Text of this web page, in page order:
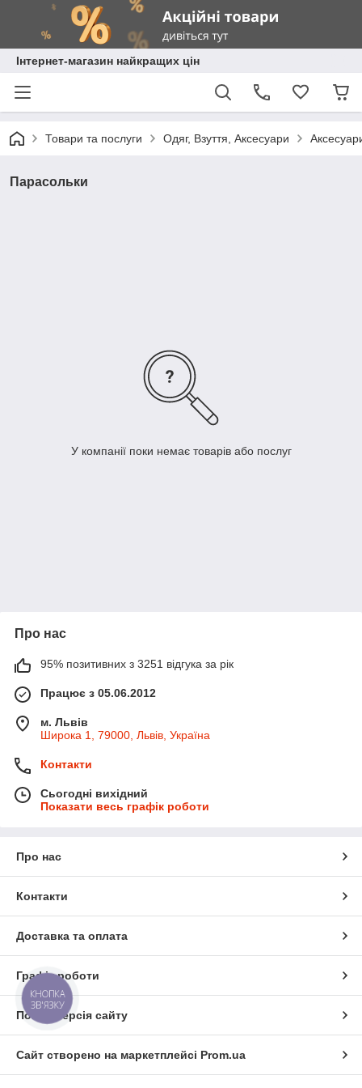
Інтернет-магазин найкращих цін
Товари та послуги Одяг, Взуття, Аксесуари
Парасольки
У компанії поки немає товарів або послуг
Про нас
95% позитивних з 3251 відгука за рік
Працює з 05.06.2012
м. Львів
Широка 1, 79000, Львів, Україна
Контакти
Сьогодні вихідний
Показати весь графік роботи
Про нас
Контакти
Доставка та оплата
Графік роботи
Повна версія сайту
Сайт створено на маркетплейсі Prom.ua
КНОПКА
ЗВ'ЯЗКУ